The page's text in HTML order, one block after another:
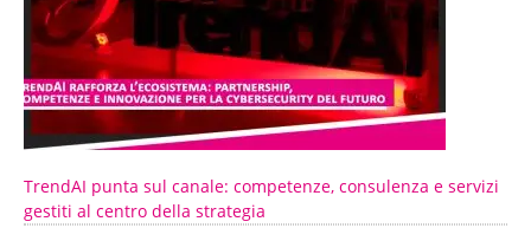
TrendAI punta sul canale: competenze, consulenza e servizi
gestiti al centro della strategia